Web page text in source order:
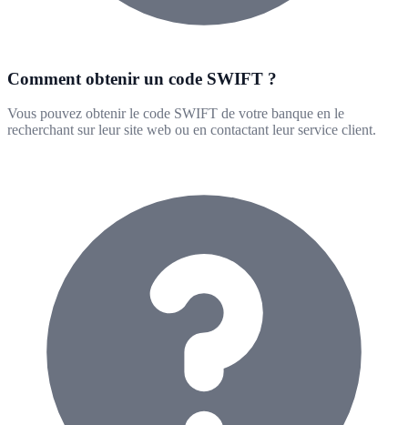
Comment obtenir un code SWIFT ?
Vous pouvez obtenir le code SWIFT de votre banque en le
recherchant sur leur site web ou en contactant leur service client.